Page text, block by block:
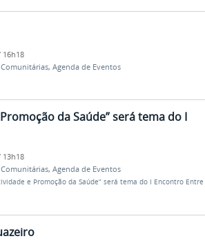
16h18
, Agenda de Eventos
da Saúde” será tema do I
13h18
, Agenda de Eventos
e Promoção da Saúde” será tema do I Encontro Entre